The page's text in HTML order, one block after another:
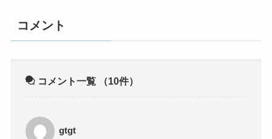
コメント
コメント一覧 （10件）
gtgt